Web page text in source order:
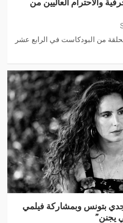
والاحترام العاليين من
من البودكاست في الرابع عشر
بتونس وبمشاركة فيلمي
يجنن”